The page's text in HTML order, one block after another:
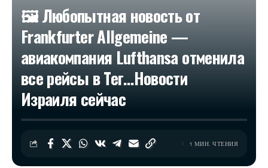
🖼 Любопытная новость от
Frankfurter Allgemeine —
авиакомпания Lufthansa отменила
все рейсы в Тег…​Новости
Израиля сейчас
1 МИН. ЧТЕНИЯ